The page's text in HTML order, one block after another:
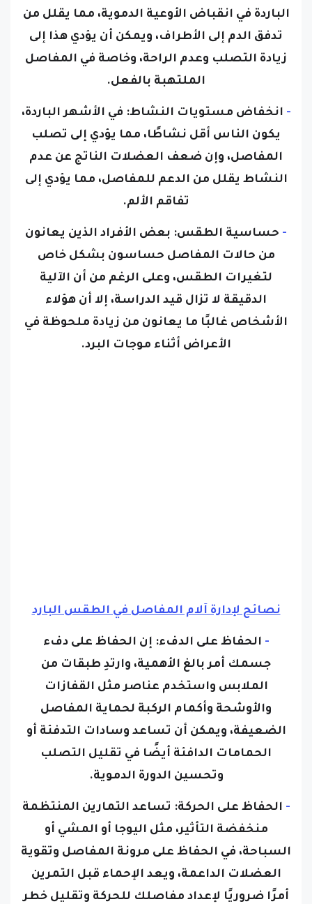
الباردة في انقباض الأوعية الدموية، مما يقلل من
تدفق الدم إلى الأطراف، ويمكن أن يؤدي هذا إلى
زيادة التصلب وعدم الراحة، وخاصة في المفاصل
الملتهبة بالفعل.
- انخفاض مستويات النشاط: في الأشهر الباردة،
يكون الناس أقل نشاطًا، مما يؤدي إلى تصلب
المفاصل، وإن ضعف العضلات الناتج عن عدم
النشاط يقلل من الدعم للمفاصل، مما يؤدي إلى
تفاقم الألم.
- حساسية الطقس: بعض الأفراد الذين يعانون
من حالات المفاصل حساسون بشكل خاص
لتغيرات الطقس، وعلى الرغم من أن الآلية
الدقيقة لا تزال قيد الدراسة، إلا أن هؤلاء
الأشخاص غالبًا ما يعانون من زيادة ملحوظة في
الأعراض أثناء موجات البرد.
نصائح لإدارة آلام المفاصل في الطقس البارد
- الحفاظ على الدفء: إن الحفاظ على دفء
جسمك أمر بالغ الأهمية، وارتدِ طبقات من
الملابس واستخدم عناصر مثل القفازات
والأوشحة وأكمام الركبة لحماية المفاصل
الضعيفة، ويمكن أن تساعد وسادات التدفئة أو
الحمامات الدافئة أيضًا في تقليل التصلب
وتحسين الدورة الدموية.
- الحفاظ على الحركة: تساعد التمارين المنتظمة
منخفضة التأثير، مثل اليوجا أو المشي أو
السباحة، في الحفاظ على مرونة المفاصل وتقوية
العضلات الداعمة، ويعد الإحماء قبل التمرين
أمرًا ضروريًا لإعداد مفاصلك للحركة وتقليل خطر